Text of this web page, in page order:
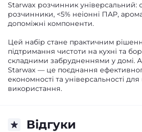
Starwax розчинник універсальний:
розчинники, <5% неіонні ПАР,
допоміжні компоненти.
Цей набір стане практичним
підтримання чистоти на кухні та
складними забрудненнями у домі.
Starwax — це поєднання
економності та універсальності
використання.
Відгуки